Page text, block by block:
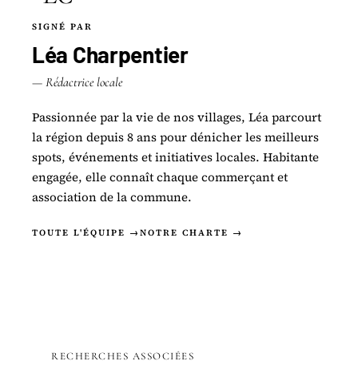
SIGNÉ PAR
Léa Charpentier
— Rédactrice locale
Passionnée par la vie de nos villages, Léa parcourt
la région depuis 8 ans pour dénicher les meilleurs
spots, événements et initiatives locales. Habitante
engagée, elle connaît chaque commerçant et
association de la commune.
TOUTE L'ÉQUIPE → NOTRE CHARTE →
RECHERCHES ASSOCIÉES